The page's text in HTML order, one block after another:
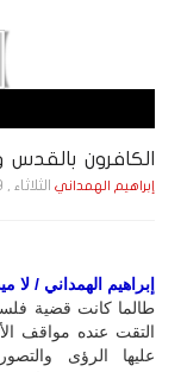
الكافرون
إبراهيم الهمداني الثلاثاء , 29 يـولـيـو , 2025 الساعة 12:20:54 AM
إبراهيم الهمداني / لا
طالما كانت قضية
التقت عنده مواقف
عليها الرؤى